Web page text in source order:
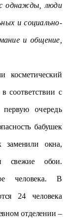
однажды, люди
и социально-
и общение,
косметический
соответствии с
первую очередь
бабушек
окна,
свежие обои.
человека. В
24 человека
отделении –